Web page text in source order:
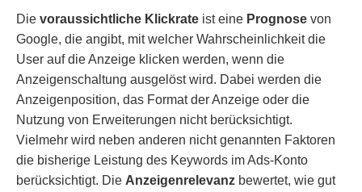
Die voraussichtliche Klickrate ist eine Prognose von
Google, die angibt, mit welcher Wahrscheinlichkeit die
User auf die Anzeige klicken werden, wenn die
Anzeigenschaltung ausgelöst wird. Dabei werden die
Anzeigenposition, das Format der Anzeige oder die
Nutzung von Erweiterungen nicht berücksichtigt.
Vielmehr wird neben anderen nicht genannten Faktoren
die bisherige Leistung des Keywords im Ads-Konto
berücksichtigt. Die Anzeigenrelevanz bewertet, wie gut